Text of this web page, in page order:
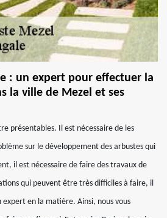
: un expert pour effectuer la
la ville de Mezel et ses
présentables. Il est nécessaire de les
sur le développement des arbustes qui
il est nécessaire de faire des travaux de
qui peuvent être très difficiles à faire, il
en la matière. Ainsi, nous vous